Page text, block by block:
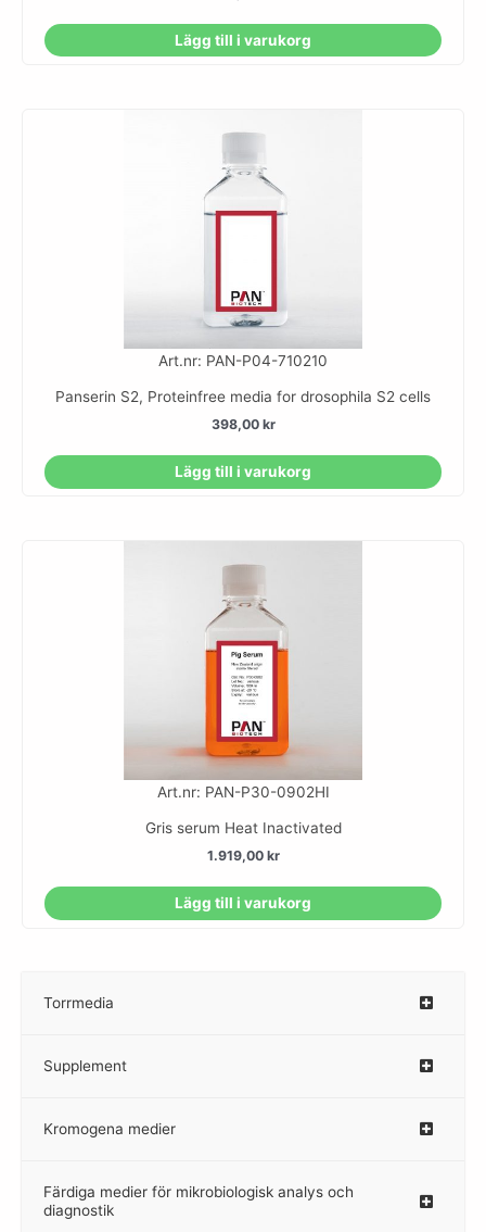
Lägg till i varukorg
Art.nr: PAN-P04-710210
Panserin S2, Proteinfree media for drosophila S2 cells
398,00 kr
Lägg till i varukorg
Art.nr: PAN-P30-0902HI
Gris serum Heat Inactivated
1.919,00 kr
Lägg till i varukorg
Torrmedia
–
Supplement
–
Kromogena medier
–
Färdiga medier för mikrobiologisk analys och
diagnostik